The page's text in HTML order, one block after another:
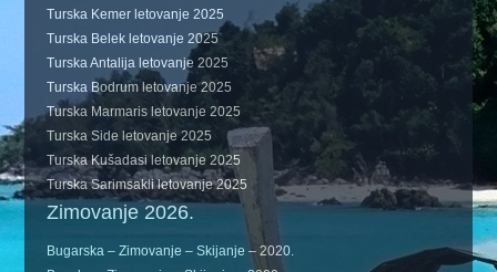
Turska Kemer letovanje 2025
Turska Belek letovanje 2025
Turska Antalija letovanje 2025
Turska Bodrum letovanje 2025
Turska Marmaris letovanje 2025
Turska Side letovanje 2025
Turska Kušadasi letovanje 2025
Turska Sarimsakli letovanje 2025
Zimovanje 2026.
Bugarska – Zimovanje – Skijanje – 2020.